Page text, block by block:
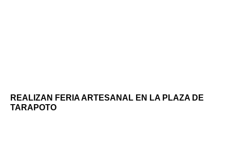
REALIZAN FERIA ARTESANAL EN LA PLAZA DE
TARAPOTO